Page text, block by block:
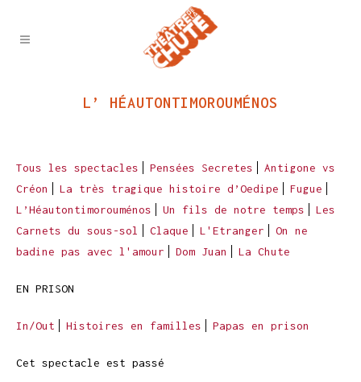
L’ HÉAUTONTIMOROUMÉNOS
Tous les spectacles Pensées Secretes
Antigone vs
Créon
La très tragique histoire d’Oedipe
Fugue
L’Héautontimorouménos
Un fils de notre temps
Les
Carnets du sous-sol
Claque L'Etranger
On ne
badine pas avec l'amour
Dom Juan La Chute
EN PRISON
In/Out Histoires en familles Papas en prison
Cet spectacle est passé